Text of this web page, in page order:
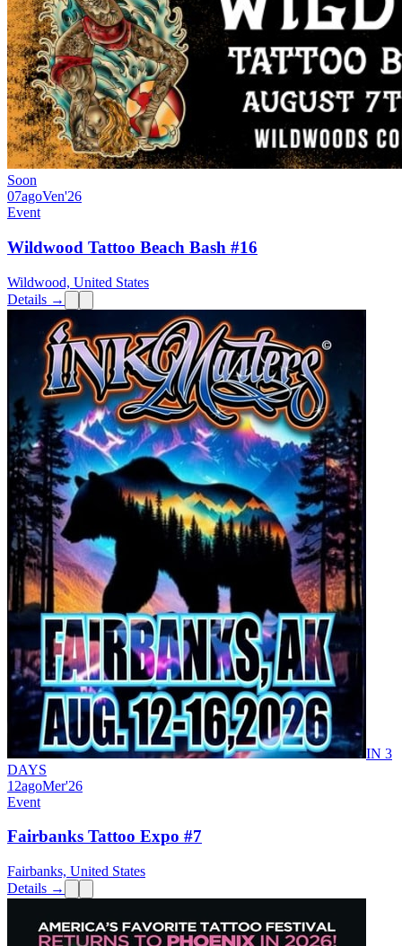
Soon
07agoVen'26
Event
Wildwood Tattoo Beach Bash #16
Wildwood, United States
Details →
IN 3
DAYS
12agoMer'26
Event
Fairbanks Tattoo Expo #7
Fairbanks, United States
Details →